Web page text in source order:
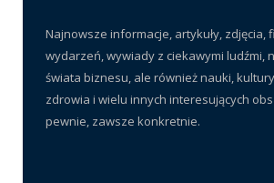
Najnowsze informacje, artykuły, zdjęcia,
wydarzeń, wywiady z ciekawymi ludźmi,
świata biznesu, ale również nauki,
zdrowia i wielu innych interesujących
pewnie, zawsze konkretnie.